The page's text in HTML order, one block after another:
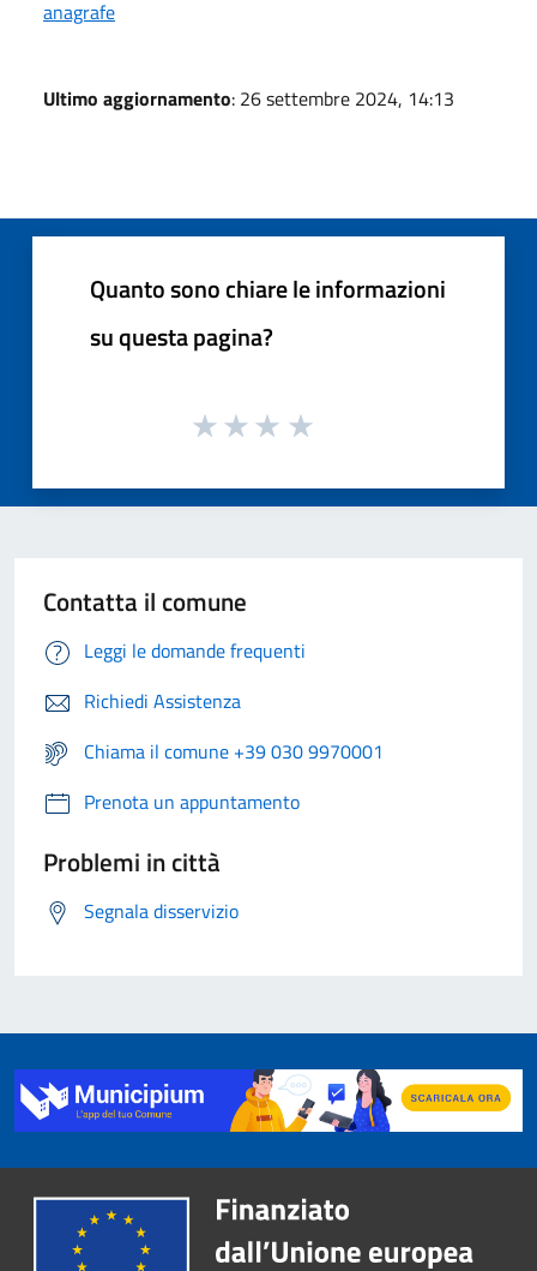
anagrafe
Ultimo aggiornamento: 26 settembre 2024, 14:13
Quanto sono chiare le informazioni
su questa pagina?
Contatta il comune
Leggi le domande frequenti
Richiedi Assistenza
Chiama il comune +39 030 9970001
Prenota un appuntamento
Problemi in città
Segnala disservizio